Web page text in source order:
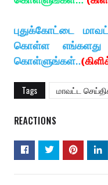
புதுக்கோட்டை
கொள்ள எங்களது
கொள்ளுங்கள்..
Tags மாவட்ட
REACTIONS